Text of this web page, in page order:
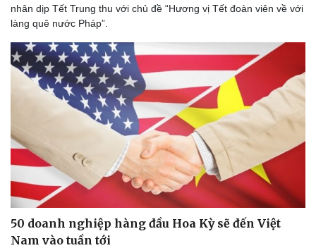
nhân dịp Tết Trung thu với chủ đề “Hương vị Tết đoàn viên về với
làng quê nước Pháp”.
50 doanh nghiệp hàng đầu Hoa Kỳ sẽ đến Việt
Nam vào tuần tới